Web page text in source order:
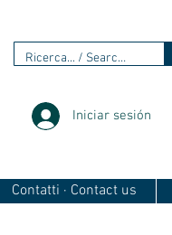
Iniciar sesión
Contatti · Contact us